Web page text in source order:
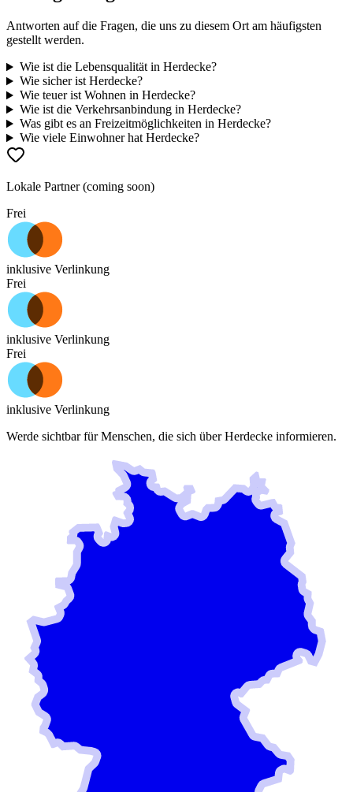
Antworten auf die Fragen, die uns zu diesem Ort am häufigsten
gestellt werden.
Wie ist die Lebensqualität in Herdecke?
Wie sicher ist Herdecke?
Wie teuer ist Wohnen in Herdecke?
Wie ist die Verkehrsanbindung in Herdecke?
Was gibt es an Freizeitmöglichkeiten in Herdecke?
Wie viele Einwohner hat Herdecke?
Lokale Partner (coming soon)
Frei
inklusive Verlinkung
Frei
inklusive Verlinkung
Frei
inklusive Verlinkung
Werde sichtbar für Menschen, die sich überHerdecke informieren.